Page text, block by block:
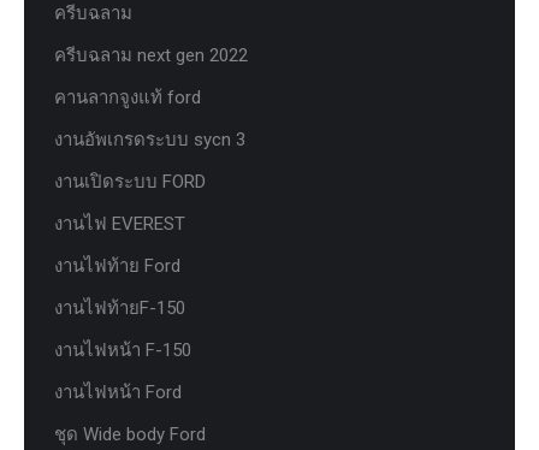
ครีบฉลาม
ครีบฉลาม next gen 2022
คานลากจูงแท้ ford
งานอัพเกรดระบบ sycn 3
งานเปิดระบบ FORD
งานไฟ EVEREST
งานไฟท้าย Ford
งานไฟท้ายF-150
งานไฟหน้า F-150
งานไฟหน้า Ford
ชุด Wide body Ford